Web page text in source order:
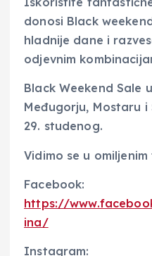
donosi Black
hladnije dane i
odjevnim
Black Weekend Sale
Međugorju, Mostaru i
29. studenog.
Vidimo se u
Facebook:
https://
ina/
Instagram: